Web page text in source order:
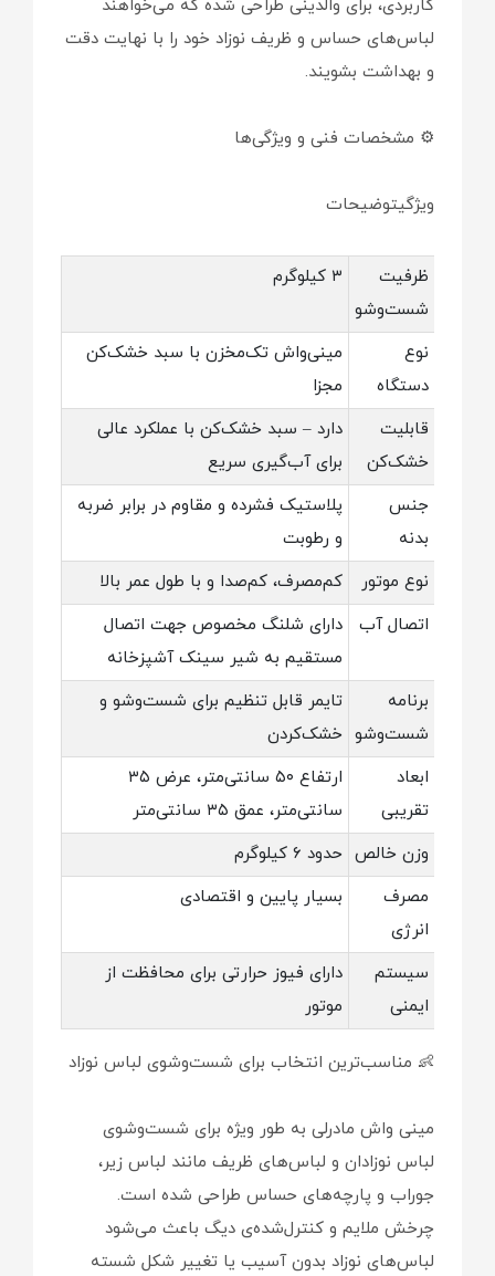
کاربردی، برای والدینی طراحی شده که می‌خواهند
لباس‌های حساس و ظریف نوزاد خود را با نهایت دقت
و بهداشت بشویند.
⚙️ مشخصات فنی و ویژگی‌ها
ویژگیتوضیحات
ظرفیت
شست‌وشو
۳ کیلوگرم
نوع
دستگاه
مینی‌واش تک‌مخزن با سبد خشک‌کن
مجزا
قابلیت
خشک‌کن
دارد – سبد خشک‌کن با عملکرد عالی
برای آب‌گیری سریع
جنس
بدنه
پلاستیک فشرده و مقاوم در برابر ضربه
و رطوبت
نوع موتور
کم‌مصرف، کم‌صدا و با طول عمر بالا
اتصال آب
دارای شلنگ مخصوص جهت اتصال
مستقیم به شیر سینک آشپزخانه
برنامه
شست‌وشو
تایمر قابل تنظیم برای شست‌وشو و
خشک‌کردن
ابعاد
تقریبی
ارتفاع ۵۰ سانتی‌متر، عرض ۳۵
سانتی‌متر، عمق ۳۵ سانتی‌متر
وزن خالص حدود ۶ کیلوگرم
مصرف
انرژی
بسیار پایین و اقتصادی
سیستم
ایمنی
دارای فیوز حرارتی برای محافظت از
موتور
👶 مناسب‌ترین انتخاب برای شست‌وشوی لباس نوزاد
مینی واش مادرلی به طور ویژه برای شست‌وشوی
لباس نوزادان و لباس‌های ظریف مانند لباس زیر،
جوراب و پارچه‌های حساس طراحی شده است.
چرخش ملایم و کنترل‌شده‌ی دیگ باعث می‌شود
لباس‌های نوزاد بدون آسیب یا تغییر شکل شسته